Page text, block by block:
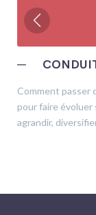
─
Comment passer
pour faire évoluer
agrandir,